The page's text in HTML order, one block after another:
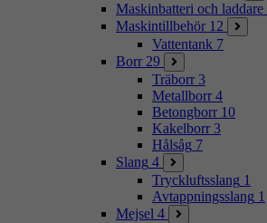
Maskinbatteri och laddare
Maskintillbehör 12
Vattentank 7
Borr 29
Träborr 3
Metallborr 4
Betongborr 10
Kakelborr 3
Hålsåg 7
Slang 4
Tryckluftsslang 1
Avtappningsslang 1
Mejsel 4